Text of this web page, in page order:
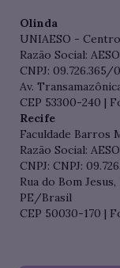
Olinda
UNIAESO -
Razão Social:
CNPJ: 09.726.365/
Av.
CEP 53300-240 |
Recife
Faculdade Barros
Razão Social:
CNPJ: CNPJ:
Rua do Bom
PE/Brasil
CEP 50030-170 |